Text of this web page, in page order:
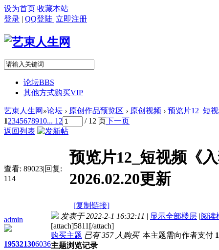
设为首页 收藏本站
登录 | QQ登陆 |立即注册
论坛BBS
其他方式购买VIP
艺束人生网 »论坛 › 原创作品预览区 › 原创视频 › 预览片12_短
12345678910... 12 / 12 页下一页
返回列表
查看: 89023|回复:
114
预览片12_短视频《
2026.02.20更新
[复制链接]
admin
195321306036
发表于 2022-2-1 16:32:11 | 显示全部楼层 |阅读
[attach]5811[/attach]
购买主题 已有 357 人购买 本主题需向作者支付
主题浏览记录